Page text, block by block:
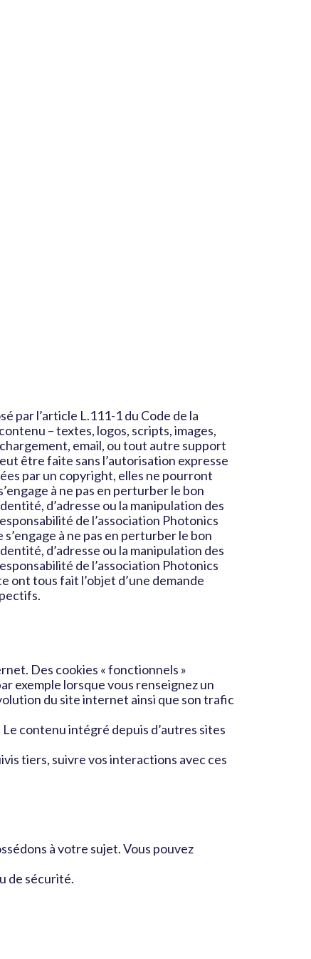
l’article L.111-1 du Code de la
– textes, logos, scripts, images,
email, ou tout autre support
être faite sans l’autorisation expresse
par un copyright, elles ne pourront
à ne pas en perturber le bon
d’adresse ou la manipulation des
de l’association Photonics
à ne pas en perturber le bon
d’adresse ou la manipulation des
de l’association Photonics
ont tous fait l’objet d’une demande
Des cookies « fonctionnels »
exemple lorsque vous renseignez un
du site internet ainsi que son trafic
contenu intégré depuis d’autres sites
tiers, suivre vos interactions avec ces
à votre sujet. Vous pouvez
de sécurité.